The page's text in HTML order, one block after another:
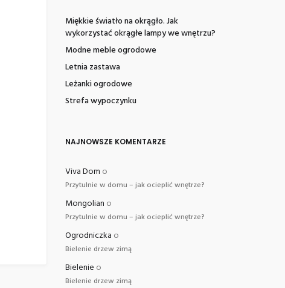
Miękkie światło na okrągło. Jak
wykorzystać okrągłe lampy we wnętrzu?
Modne meble ogrodowe
Letnia zastawa
Leżanki ogrodowe
Strefa wypoczynku
NAJNOWSZE KOMENTARZE
Viva Dom o
Przytulnie w domu – jak ocieplić wnętrze?
Mongolian o
Przytulnie w domu – jak ocieplić wnętrze?
Ogrodniczka o
Bielenie drzew zimą
Bielenie o
Bielenie drzew zimą